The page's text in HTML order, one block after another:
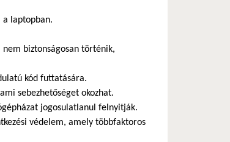
laptopban.
biztonságosan történik,
kód futtatására.
sebezhetőséget okozhat.
jogosulatlanul felnyitják.
védelem, amely többfaktoros